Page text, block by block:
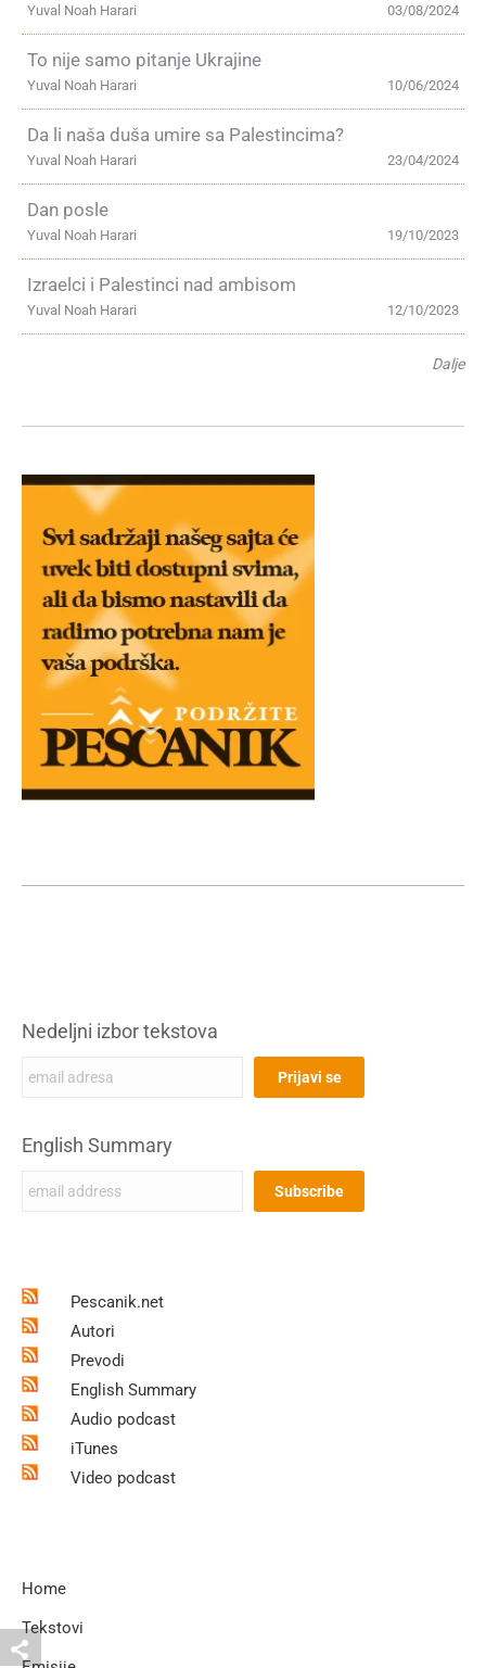
03/08/2024
Yuval Noah Harari
To nije samo pitanje Ukrajine
10/06/2024
Yuval Noah Harari
Da li naša duša umire sa Palestincima?
23/04/2024
Yuval Noah Harari
Dan posle
19/10/2023
Yuval Noah Harari
Izraelci i Palestinci nad ambisom
12/10/2023
Yuval Noah Harari
Dalje
Nedeljni izbor tekstova
English Summary
Pescanik.net
Autori
Prevodi
English Summary
Audio podcast
iTunes
Video podcast
Home
Tekstovi